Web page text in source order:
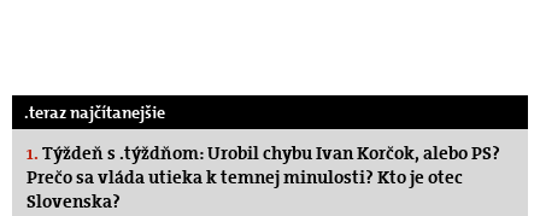
.teraz najčítanejšie
1. Týždeň s .týždňom: Urobil chybu Ivan Korčok, alebo PS?
Prečo sa vláda utieka k temnej minulosti? Kto je otec
Slovenska?